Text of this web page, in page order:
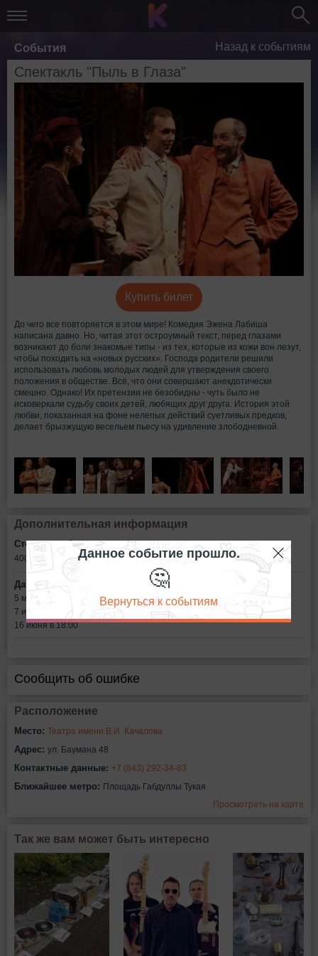
События Назад к событиям
Спектакль "Пыль в Глаза"
Купить билет
До чего все повторяется в этом мире! Комедия Эжена Лабиша
написана давно. Но, читая этот остроумный текст, перед глазами
возникают до боли знакомые типы - из тех, которые из кожи вон лезут,
чтобы походить на «новых русских». Господа родители решили
использовать любовь молодых людей для утверждения своего
положения в обществе. Всё, что они совершают анекдотически
смешно. Однако! Их претензии не безобидны - чуть было не
исковеркали судьбу своих детей, любящих друг друга. История этой
любви, показанная на фоне нелепых действий суетливых предков,
делает брызжущую весельем пьесу на удивление злободневной.
Дополнительная информация
Стоимость билетов:
400 - 1600 рублей
Дата:
5 мая в 18:00
7 июня в 18:00
16 июня в 18:00
Сообщить об ошибке
Расположение
Место: Театра имени В.И. Качалова
Адрес: ул. Баумана 48
Контактные данные: +7 (843) 292-34-83
Ближайшее метро: Площадь Габдуллы Тукая
Просмотреть на карте
Так же вам может быть интересно
Данное событие прошло.
🤔
Вернуться к событиям